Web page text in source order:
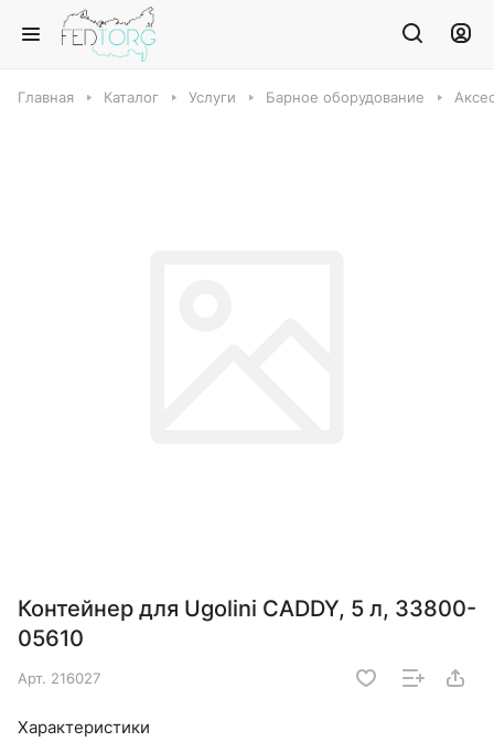
Главная Каталог Услуги Барное оборудование
Контейнер для Ugolini CADDY, 5 л, 33800-
05610
Арт. 216027
Характеристики